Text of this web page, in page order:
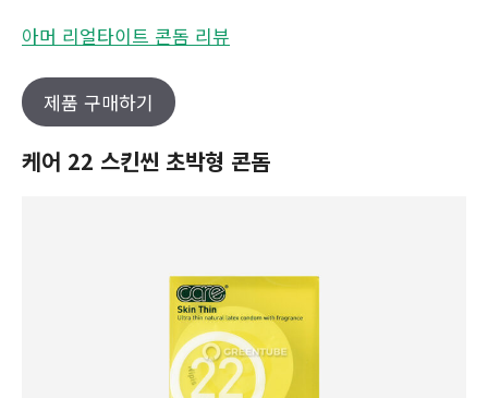
아머 리얼타이트 콘돔 리뷰
제품 구매하기
케어 22 스킨씬 초박형 콘돔